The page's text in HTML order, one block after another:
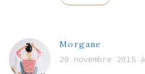
Morgane
20 novembre 2015